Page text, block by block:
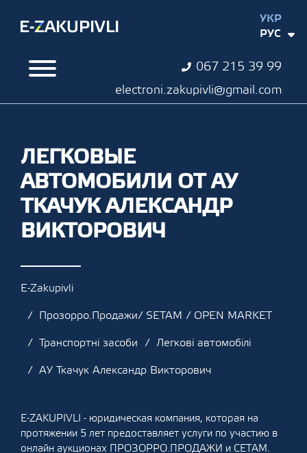
067 215 39 99
electroni.zakupivli@gmail.com
УКР
РУС
ЛЕГКОВЫЕ
АВТОМОБИЛИ ОТ АУ
ТКАЧУК АЛЕКСАНДР
ВИКТОРОВИЧ
E-Zakupivli
Прозорро.Продажи/ SETAM / OPEN MARKET
Транспортні засоби
Легкові автомобілі
АУ Ткачук Александр Викторович
E-ZAKUPIVLI - юридическая компания, которая на
протяжении 5 лет предоставляет услуги по участию в
онлайн аукционах ПРОЗОРРО.ПРОДАЖИ и СЕТАМ.